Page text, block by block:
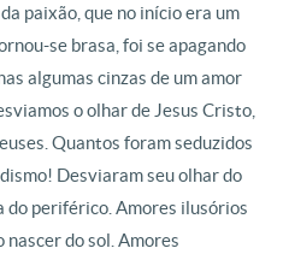
paixão, que no início era um
se brasa, foi se apagando
algumas cinzas de um amor
o olhar de Jesus Cristo,
Quantos foram seduzidos
Desviaram seu olhar do
do periférico. Amores ilusórios
nascer do sol. Amores